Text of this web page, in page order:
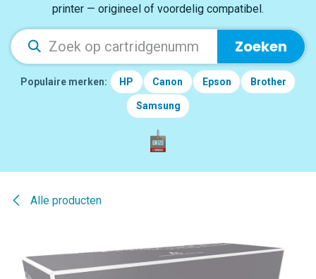
printer — origineel of voordelig compatibel.
Zoeken
Populaire merken: HP Canon Epson Brother
Samsung
Alle producten